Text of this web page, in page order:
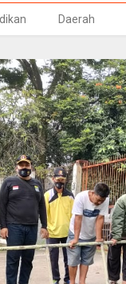
Daerah